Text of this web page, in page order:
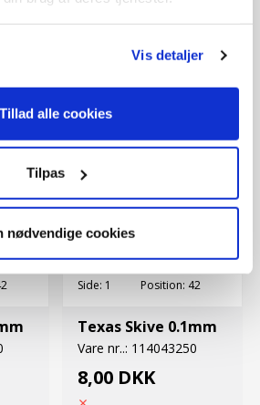
Vis detaljer
Tillad alle cookies
Tilpas
nødvendige cookies
20,00 DKK
Side: 1 Position: 42
Texas Skive 0.1mm
Vare nr..: 114043250
8,00 DKK